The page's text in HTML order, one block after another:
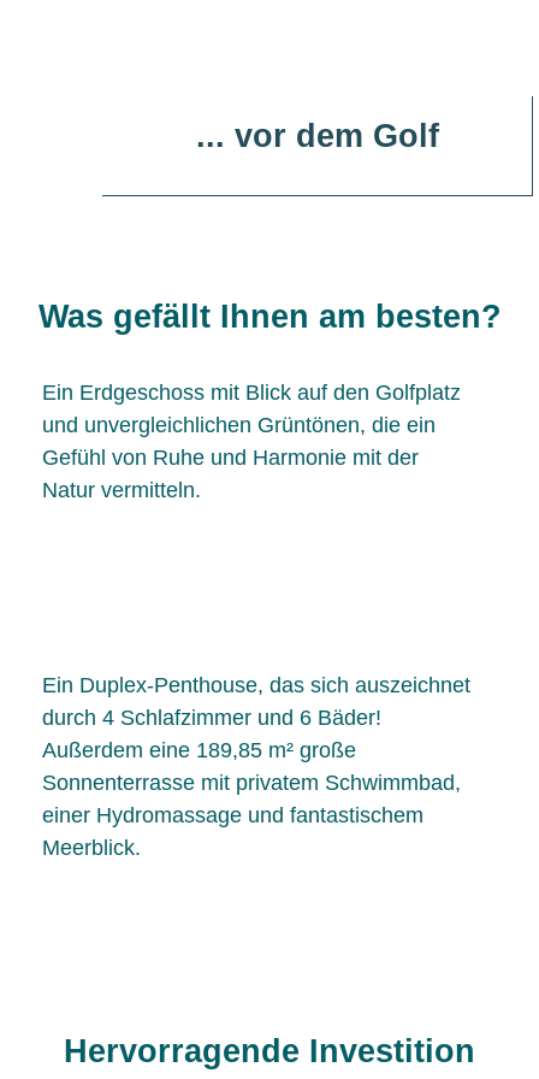
... vor dem Golf
Was gefällt Ihnen am besten?
Ein Erdgeschoss mit Blick auf den Golfplatz
und unvergleichlichen Grüntönen, die ein
Gefühl von Ruhe und Harmonie mit der
Natur vermitteln.
Ein Duplex-Penthouse, das sich auszeichnet
durch 4 Schlafzimmer und 6 Bäder!
Außerdem eine 189,85 m² große
Sonnenterrasse mit privatem Schwimmbad,
einer Hydromassage und fantastischem
Meerblick.
Hervorragende Investition